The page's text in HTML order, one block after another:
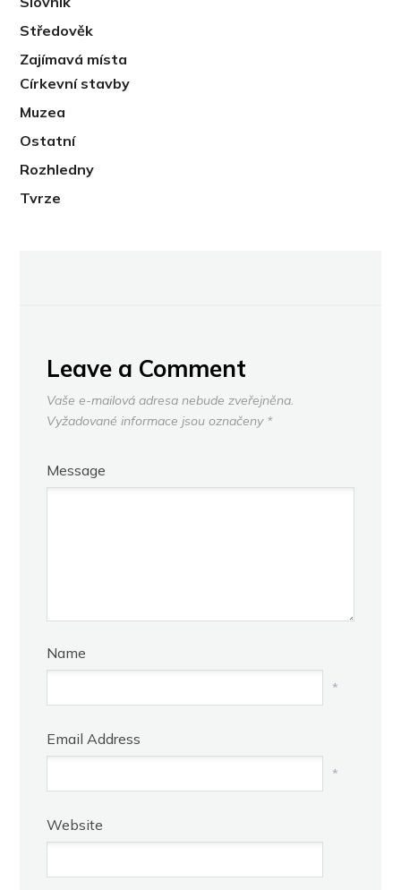
Středověk
Zajímavá místa
Církevní stavby
Muzea
Ostatní
Rozhledny
Tvrze
Leave a Comment
Vaše e-mailová adresa nebude zveřejněna.
Vyžadované informace jsou označeny *
Message
Name
*
Email Address
*
Website